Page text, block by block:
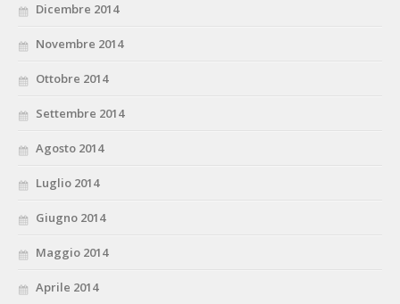
Dicembre 2014
Novembre 2014
Ottobre 2014
Settembre 2014
Agosto 2014
Luglio 2014
Giugno 2014
Maggio 2014
Aprile 2014